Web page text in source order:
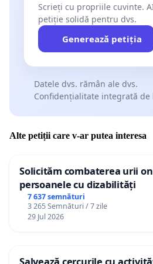
Scrieți cu propriile cuvinte.
petiție solidă pentru dvs.
Generează petiția
Datele dvs. rămân ale dvs.
Confidențialitate integrată de
Alte petiții care v-ar putea interesa
Solicităm combaterea urii
persoanele cu dizabilități
7 637 semnături
3 265 Semnături / 7 zile
29 Jul 2026